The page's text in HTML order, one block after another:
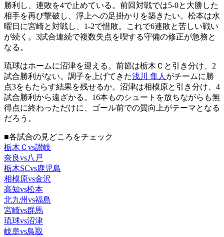
勝利し、連敗を4で止めている。前回対戦では5-0と大勝した
相手を再び撃破し、浮上への足掛かりを築きたい。松本は水
曜日に宮崎と対戦し、1-2で惜敗。これで6連敗と苦しい戦い
が続く。3試合連続で複数失点を喫する守備の修正が急務と
なる。
琉球はホームに沼津を迎える。前節は栃木Ｃと引き分け、2
試合勝利がない。調子を上げてきた浅川 隼人 がチームに勝
点3をもたらす結果を残せるか。沼津は相模原と引き分け、4
試合勝利から遠ざかる。16本ものシュートを放ちながらも無
得点に終わっただけに、ゴール前での質向上がテーマとなる
だろう。
■各試合の見どころをチェック
栃木Ｃvs讃岐
奈良vs八戸
栃木SCvs鹿児島
相模原vs金沢
高知vs松本
北九州vs福島
宮崎vs群馬
琉球vs沼津
岐阜vs鳥取